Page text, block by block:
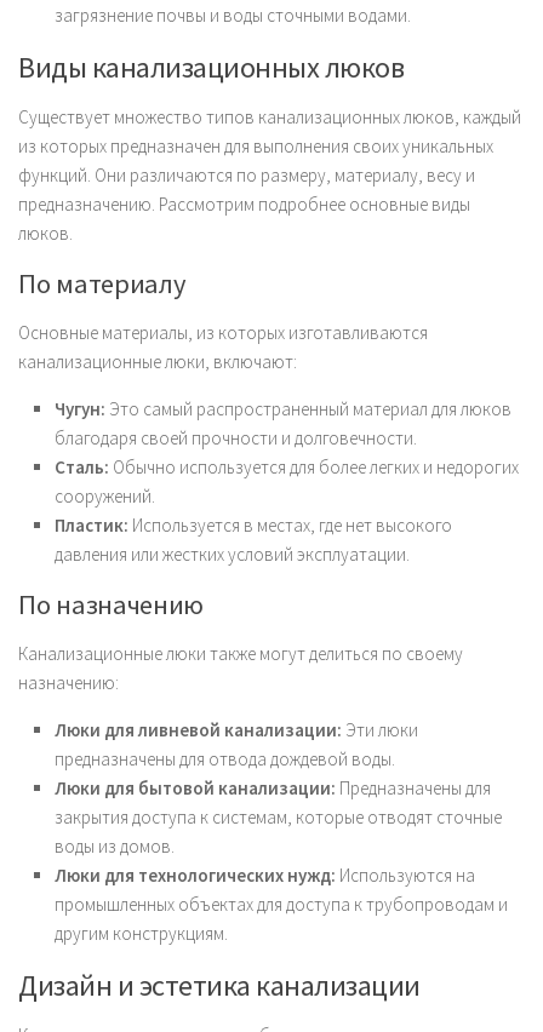
загрязнение почвы и воды сточными водами.
Виды канализационных люков
Существует множество типов канализационных люков, каждый
из которых предназначен для выполнения своих уникальных
функций. Они различаются по размеру, материалу, весу и
предназначению. Рассмотрим подробнее основные виды
люков.
По материалу
Основные материалы, из которых изготавливаются
канализационные люки, включают:
Чугун: Это самый распространенный материал для люков
благодаря своей прочности и долговечности.
Сталь: Обычно используется для более легких и недорогих
сооружений.
Пластик: Используется в местах, где нет высокого
давления или жестких условий эксплуатации.
По назначению
Канализационные люки также могут делиться по своему
назначению:
Люки для ливневой канализации: Эти люки
предназначены для отвода дождевой воды.
Люки для бытовой канализации: Предназначены для
закрытия доступа к системам, которые отводят сточные
воды из домов.
Люки для технологических нужд: Используются на
промышленных объектах для доступа к трубопроводам и
другим конструкциям.
Дизайн и эстетика канализации